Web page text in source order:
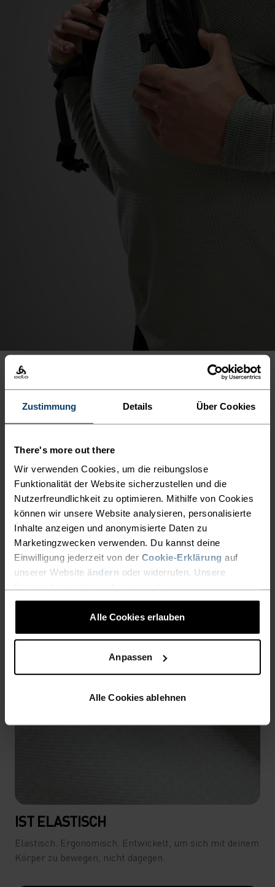
Zustimmung Details Über Cookies
There's more out there
Wir verwenden Cookies, um die reibungslose
Funktionalität der Website sicherzustellen und die
Nutzerfreundlichkeit zu optimieren. Mithilfe von Cookies
können wir unsere Website analysieren, personalisierte
Inhalte anzeigen und anonymisierte Daten zu
Marketingzwecken verwenden. Du kannst deine
Einwilligung jederzeit von der Cookie-Erklärung auf
unserer Website ändern oder widerrufen. Unsere
Alle Cookies erlauben
Anpassen
Alle Cookies ablehnen
-20°
-25°
-30°
-20°
-25°
-30°
PRODUKTVORTEILE
IST ELASTISCH
Elastisch. Ergonomisch. Entwickelt, um sich mit deinem
Körper zu bewegen, nicht dagegen.